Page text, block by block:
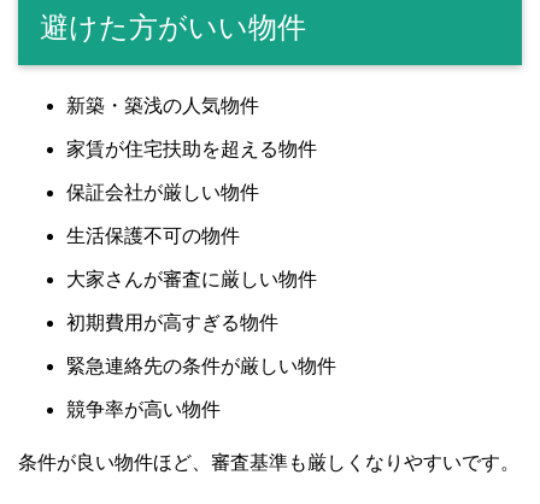
避けた方がいい物件
新築・築浅の人気物件
家賃が住宅扶助を超える物件
保証会社が厳しい物件
生活保護不可の物件
大家さんが審査に厳しい物件
初期費用が高すぎる物件
緊急連絡先の条件が厳しい物件
競争率が高い物件
条件が良い物件ほど、審査基準も厳しくなりやすいです。